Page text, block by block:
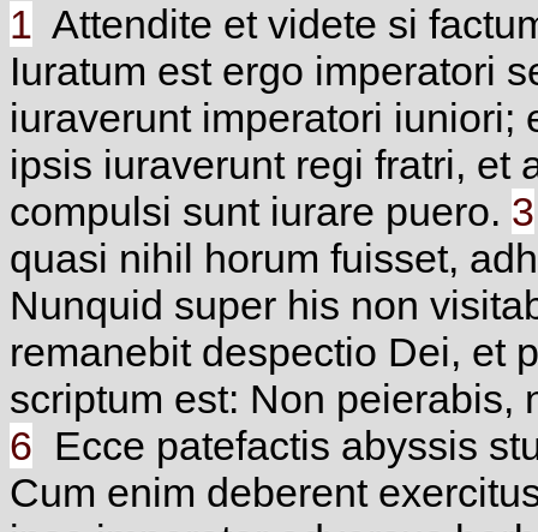
1 Attendite et videte si
Iuratum est ergo imperatori
iuraverunt imperatori iuniori;
ipsis iuraverunt regi fratri, et
compulsi sunt iurare puero. 3
quasi nihil horum fuisset,
Nunquid super his non
remanebit despectio Dei, et
scriptum est: Non peierabis,
6 Ecce patefactis abyssis
Cum enim deberent